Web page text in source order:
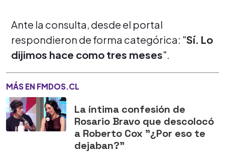
Ante la consulta, desde el portal
respondieron de forma categórica: "Sí. Lo
dijimos hace como tres meses".
MÁS EN FMDOS.CL
La íntima confesión de
Rosario Bravo que descolocó
a Roberto Cox "¿Por eso te
dejaban?"